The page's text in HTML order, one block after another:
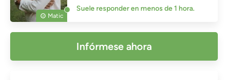
Matic
Suele responder en menos de 1 hora.
Infórmese ahora